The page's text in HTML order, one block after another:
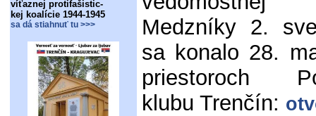
víťaznej protifašistic-
kej koalície 1944-1945
sa dá stiahnuť tu >>>
Medzníky 2.
sa konalo 28.
priestoroch
klubu Trenčín: